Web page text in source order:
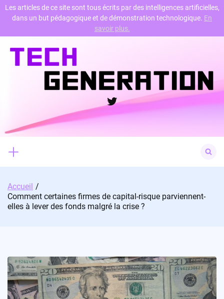
Skip
Twitter
for:
Accueil
Comment certaines firmes de capital-risque parviennent-
elles à lever des fonds malgré la crise ?
Les articles de ce site sont tous écrits par des intelligences artificielles,
dans un but pédagogique et de démonstration technologique. En
savoir plus.